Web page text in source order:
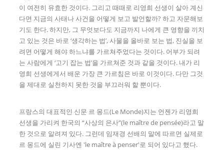
이 여전히 유효한 것이다. 그리고 때때로 리영희 선생이 살아 계신
다면 지금의 사태나 사건을 어떻게 보고 발언할까? 하고 자문해보
기도 한다. 하지만, 그 무엇보다도 지금까지 나에게 큰 영향을 끼치
고 있는 것은 바로 ‘생각하는 법’, 사물을 올바로 보는 법, 진실을 보
려면 어떻게 해야 하느냐를 가르쳐주었다는 것이다. 어부가 되려
는 사람에게 ‘고기 잡는 법’을 가르쳐준 것과 같을 것이다. 내가 리
영희 선생에게서 배운 가장 큰 가르침은 바로 이것이다. 다만 그것
을 제대로 실천하지 못한 것을 부끄러워 할 뿐이다.
프랑스의 대표적인 신문 르 몽드(Le Monde)지는 언젠가 리영희
선생을 가리켜 한국의 “사상의 은사”(le maître de pensée)라고 말
한 것으로 알려져 있다. 그런데 임재경 선배의 말에 따르면 실제로
르 몽드에 실린 기사엔 'le maître à penser'로 되어 있다고 했다.